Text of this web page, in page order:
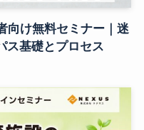
向け無料セミナー｜迷
ス基礎とプロセス